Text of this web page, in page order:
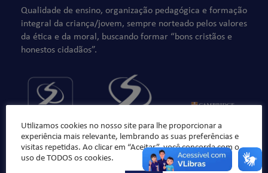
Qualidade de ensino, organização pedagógica e formação
integral da criança/jovem, sempre norteado pelos valores
da ética e da moral, buscando formar “bons cristãos e
honestos cidadãos”.
Utilizamos cookies no nosso site para lhe proporcionar a
experiência mais relevante, lembrando as suas preferências e
visitas repetidas. Ao clicar em “Aceitar”, você concorda com o
uso de TODOS os cookies.